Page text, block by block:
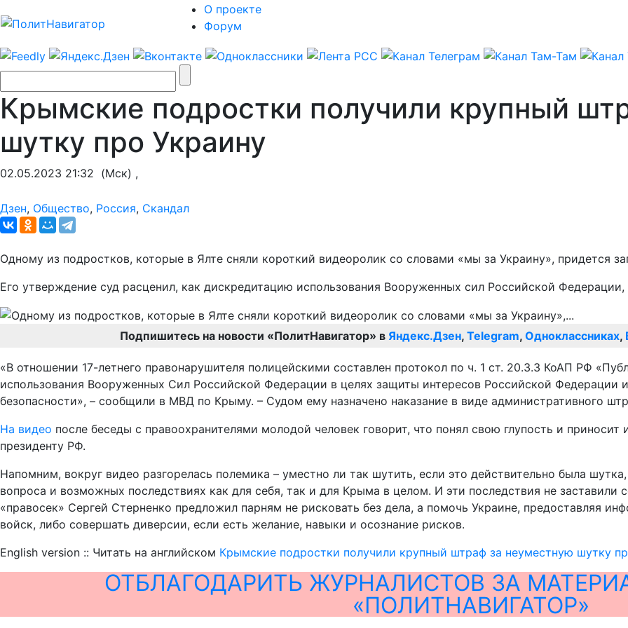
О проекте
Форум
Крымские подростки получили крупный
шутку про Украину
02.05.2023 21:32 (Мск) ,
Дзен, Общество, Россия, Скандал
Одному из подростков, которые в Ялте сняли короткий видеоролик со словами «мы за Украину», придется
Его утверждение суд расценил, как дискредитацию использования Вооруженных сил Российской
Подпишитесь на новости «ПолитНавигатор» в Яндекс.Дзен, Telegram, Одноклассниках,
«В отношении 17-летнего правонарушителя полицейскими составлен протокол по ч. 1 ст. 20.3.3 КоАП РФ
использования Вооруженных Сил Российской Федерации в целях защиты интересов Российской
безопасности», – сообщили в МВД по Крыму. – Судом ему назначено наказание в виде административного
На видео после беседы с правоохранителями молодой человек говорит, что понял свою глупость и
президенту РФ.
Напомним, вокруг видео разгорелась полемика – уместно ли так шутить, если это действительно была
вопроса и возможных последствиях как для себя, так и для Крыма в целом. И эти последствия не заставили
«правосек» Сергей Стерненко предложил парням не рисковать без дела, а помочь Украине, предоставляя
войск, либо совершать диверсии, если есть желание, навыки и осознание рисков.
English version :: Читать на английском Крымские подростки получили крупный штраф за неуместную шутку
ОТБЛАГОДАРИТЬ ЖУРНАЛИСТОВ ЗА
«ПОЛИТНАВИГАТОР»